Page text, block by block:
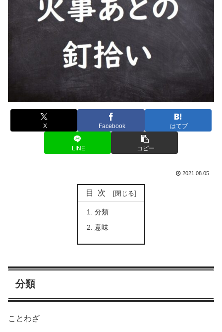
X Facebook はてブ
LINE コピー
2021.08.05
目次
分類
意味
分類
ことわざ